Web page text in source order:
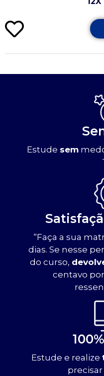
Estude sem
“Faça a sua
dias. Se nesse
do curso,
centavo
Estude e realize
precisar